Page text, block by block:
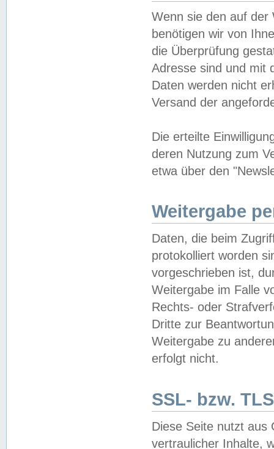
Wenn sie den auf der
benötigen wir von
die Überprüfung
Adresse sind und mit
Daten werden nicht
Versand der
Die erteilte
deren Nutzung zum
etwa über den
Weitergabe
Daten, die beim
protokolliert worden
vorgeschrieben ist,
Weitergabe im Falle
Rechts- oder
Dritte zur
Weitergabe zu
erfolgt nicht.
SSL- bzw.
Diese Seite nutzt aus
vertraulicher Inhalte,